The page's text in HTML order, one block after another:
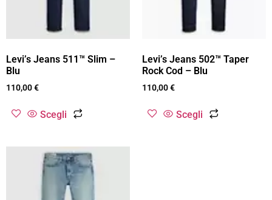
Levi’s Jeans 511™ Slim –
Blu
110,00€
Scegli
Levi’s Jeans 502™ Taper
Rock Cod – Blu
110,00€
Scegli